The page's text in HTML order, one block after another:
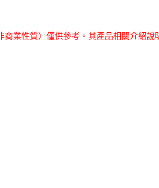
業性質）僅供參考。其產品相關介紹